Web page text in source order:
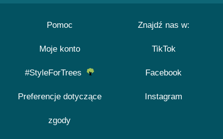
Pomoc
Moje konto
#StyleForTrees
Preferencje dotyczące
zgody
Znajdź nas w:
TikTok
Facebook
Instagram